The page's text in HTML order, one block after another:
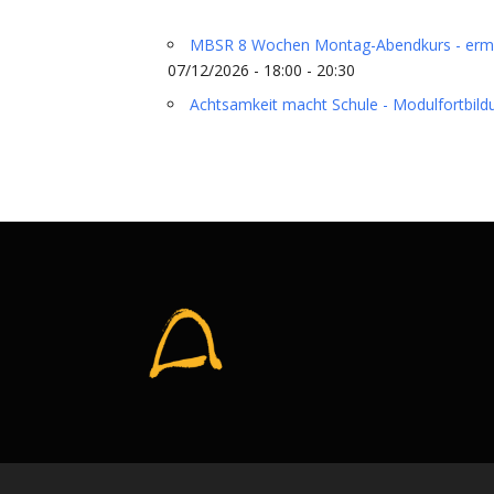
MBSR 8 Wochen Montag-Abendkurs -
07/12/2026 - 18:00 - 20:30
Achtsamkeit macht Schule -